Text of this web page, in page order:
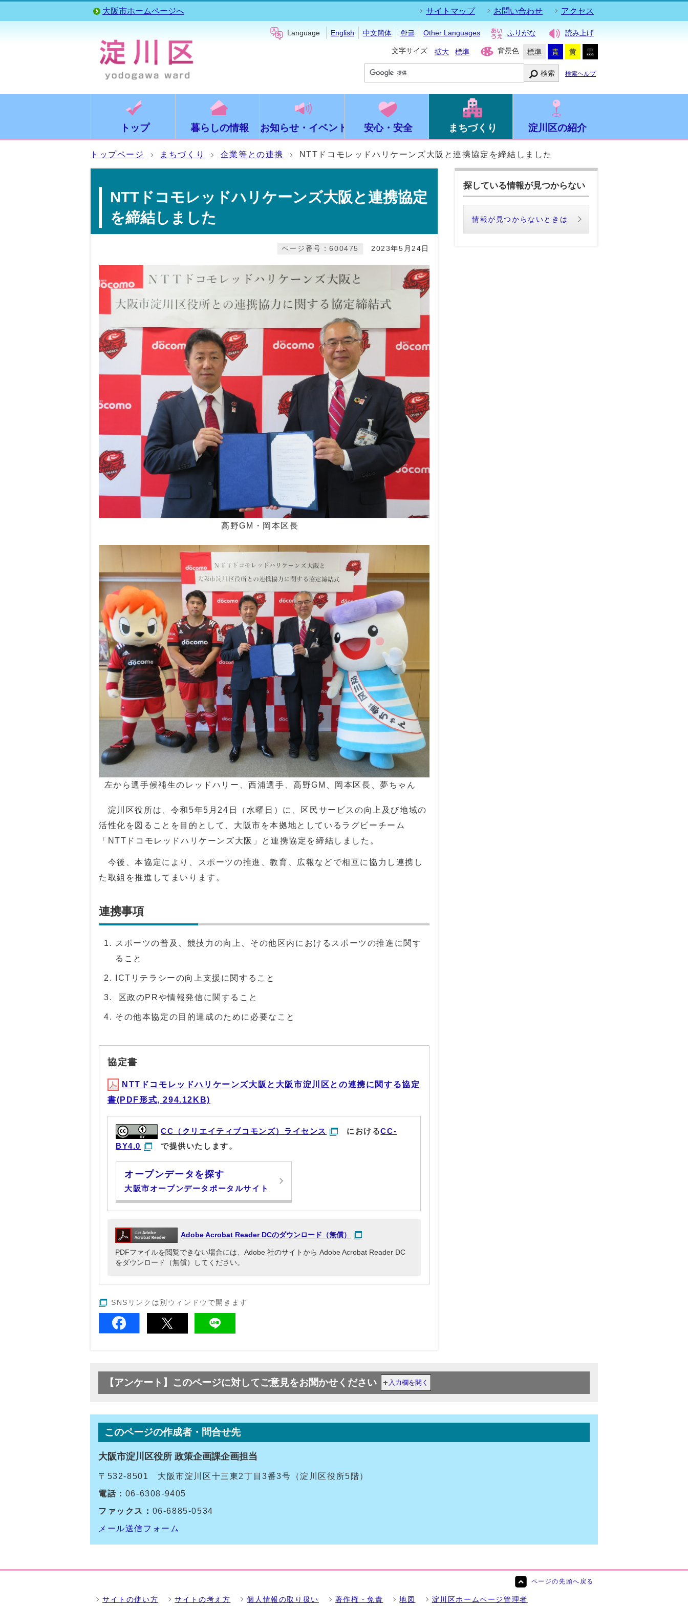
大阪市ホームページへ サイトマップ お問い合わせ アクセス
Language English 中文簡体 한글 Other Languages ふりがな 読み上げ
文字サイズ 拡大 標準 背景色 標準 青 黄 黒
検索 検索ヘルプ
トップ 暮らしの情報 お知らせ・イベント 安心・安全 まちづくり 淀川区の紹介
トップページ まちづくり 企業等との連携 NTTドコモレッドハリケーンズ大阪と連携協定を締結しました
NTTドコモレッドハリケーンズ大阪と連携協定
を締結しました
2023年5月24日
ページ番号：600475
高野GM・岡本区長
左から選手候補生のレッドハリー、西浦選手、高野GM、岡本区長、夢ちゃん
淀川区役所は、令和5年5月24日（水曜日）に、区民サービスの向上及び地域の
活性化を図ることを目的として、大阪市を本拠地としているラグビーチーム
「NTTドコモレッドハリケーンズ大阪」と連携協定を締結しました。
今後、本協定により、スポーツの推進、教育、広報などで相互に協力し連携し
た取組を推進してまいります。
連携事項
スポーツの普及、競技力の向上、その他区内におけるスポーツの推進に関す
ること
ICTリテラシーの向上支援に関すること
区政のPRや情報発信に関すること
その他本協定の目的達成のために必要なこと
協定書
NTTドコモレッドハリケーンズ大阪と大阪市淀川区との連携に関する協定
書(PDF形式, 294.12KB)
CC（クリエイティブコモンズ）ライセンス におけるCC-
BY4.0
で提供いたします。
オープンデータを探す
大阪市オープンデータポータルサイト
Adobe Acrobat Reader DCのダウンロード（無償）
PDFファイルを閲覧できない場合には、Adobe 社のサイトから Adobe Acrobat Reader DC
をダウンロード（無償）してください。
SNSリンクは別ウィンドウで開きます
探している情報が見つからない
情報が見つからないときは
【アンケート】このページに対してご意見をお聞かせください 入力欄を開く
このページの作成者・問合せ先
大阪市淀川区役所 政策企画課企画担当
〒532-8501 大阪市淀川区十三東2丁目3番3号（淀川区役所5階）
電話： 06-6308-9405
ファックス： 06-6885-0534
メール送信フォーム
ページの先頭へ戻る
サイトの使い方 サイトの考え方 個人情報の取り扱い 著作権・免責 地図 淀川区ホームページ管理者